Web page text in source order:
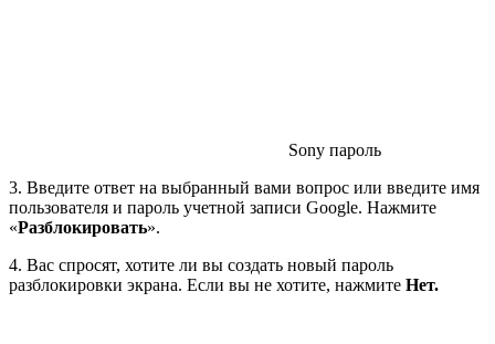
Sony пароль
3. Введите ответ на выбранный вами вопрос или введите имя
пользователя и пароль учетной записи Google. Нажмите
«Разблокировать».
4. Вас спросят, хотите ли вы создать новый пароль
разблокировки экрана. Если вы не хотите, нажмите Нет.